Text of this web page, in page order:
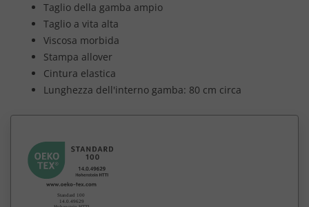
Taglio della gamba ampio
Taglio a vita alta
Viscosa morbida
Stampa allover
Cintura elastica
Lunghezza dell'interno gamba: 80 cm circa